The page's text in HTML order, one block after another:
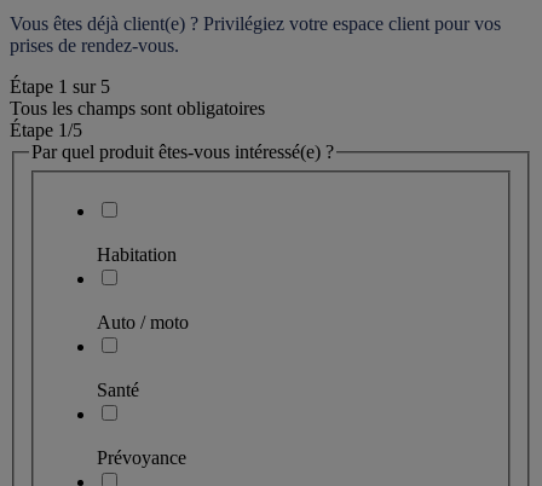
Vous êtes déjà client(e) ? Privilégiez votre espace client pour vos
prises de rendez-vous.
Étape 1 sur 5
Tous les champs sont obligatoires
Étape 1/5
Par quel produit êtes-vous intéressé(e) ?
Habitation
Auto / moto
Santé
Prévoyance